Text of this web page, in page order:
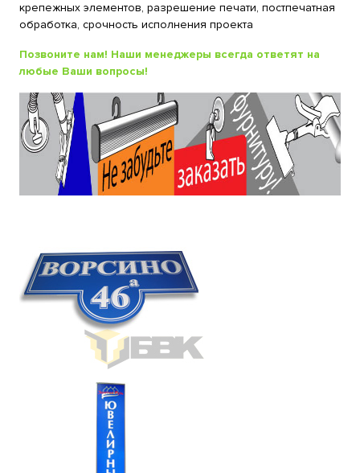
крепежных элементов, разрешение печати, постпечатная
обработка, срочность исполнения проекта
Позвоните нам! Наши менеджеры всегда ответят на
любые Ваши вопросы!